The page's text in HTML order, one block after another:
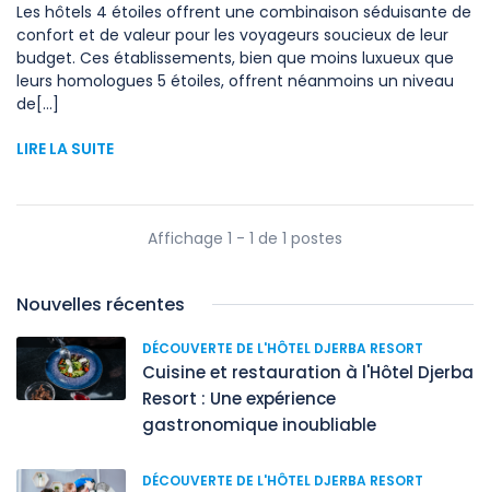
Les hôtels 4 étoiles offrent une combinaison séduisante de
confort et de valeur pour les voyageurs soucieux de leur
budget. Ces établissements, bien que moins luxueux que
leurs homologues 5 étoiles, offrent néanmoins un niveau
de[...]
LIRE LA SUITE
Affichage 1 - 1 de 1 postes
Nouvelles récentes
DÉCOUVERTE DE L'HÔTEL DJERBA RESORT
Cuisine et restauration à l'Hôtel Djerba
Resort : Une expérience
gastronomique inoubliable
DÉCOUVERTE DE L'HÔTEL DJERBA RESORT